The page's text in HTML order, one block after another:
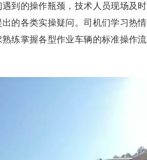
到的操作瓶颈，技术人员现场及时
的各类实操疑问。司机们学习热情
练掌握各型作业车辆的标准操作流